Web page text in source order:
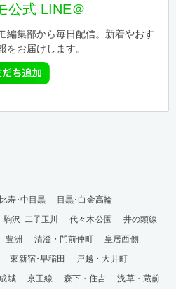
公式 LINE＠
編集部から毎日配信。新着やおす
をお届けします。
寿･中目黒
目黒･白金高輪
駒沢･二子玉川 代々木公園
井の頭線
豊洲 清澄・門前仲町
皇居西側
東新宿･早稲田
戸越・大井町
城 京王線 森下・住吉
浅草・蔵前